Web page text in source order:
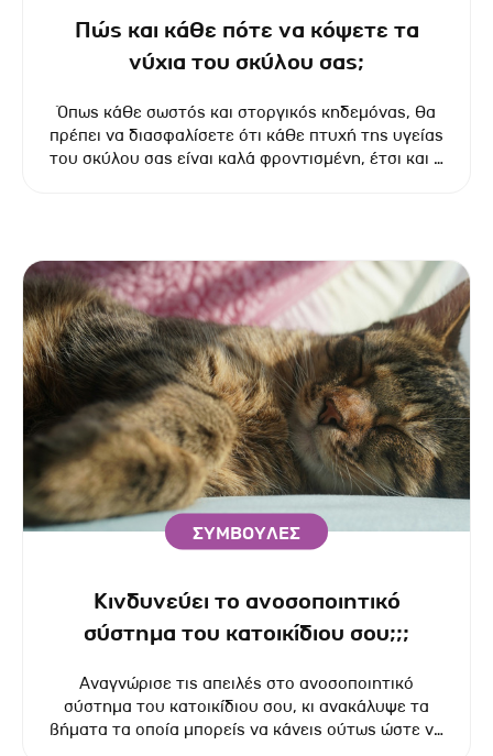
Πώς και κάθε πότε να κόψετε τα
νύχια του σκύλου σας;
Όπως κάθε σωστός και στοργικός κηδεμόνας, θα
πρέπει να διασφαλίσετε ότι κάθε πτυχή της υγείας
του σκύλου σας είναι καλά φροντισμένη, έτσι και η
ΣΥΜΒΟΥΛΕΣ
Κινδυνεύει το ανοσοποιητικό
σύστημα του κατοικίδιου σου;;;
Αναγνώρισε τις απειλές στο ανοσοποιητικό
σύστημα του κατοικίδιου σου, κι ανακάλυψε τα
βήματα τα οποία μπορείς να κάνεις ούτως ώστε να